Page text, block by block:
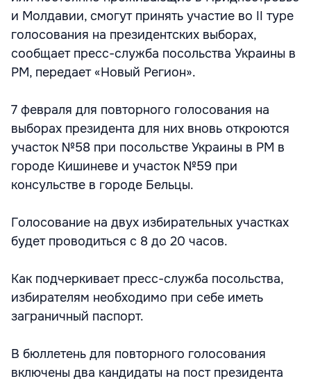
и Молдавии, смогут принять участие во II туре
голосования на президентских выборах,
сообщает пресс-служба посольства Украины в
РМ, передает «Новый Регион».
7 февраля для повторного голосования на
выборах президента для них вновь откроются
участок №58 при посольстве Украины в РМ в
городе Кишиневе и участок №59 при
консульстве в городе Бельцы.
Голосование на двух избирательных участках
будет проводиться с 8 до 20 часов.
Как подчеркивает пресс-служба посольства,
избирателям необходимо при себе иметь
заграничный паспорт.
В бюллетень для повторного голосования
включены два кандидаты на пост президента